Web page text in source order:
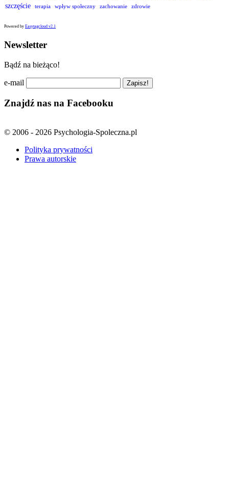
szczęście terapia wpływ społeczny zachowanie zdrowie
Powered by Easytagcloud v2.1
Newsletter
Bądź na bieżąco!
e-mail
Znajdź nas na Facebooku
© 2006 - 2026 Psychologia-Spoleczna.pl
Polityka prywatności
Prawa autorskie